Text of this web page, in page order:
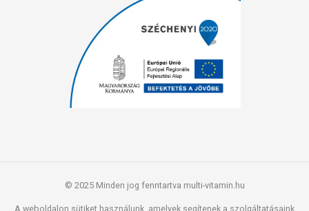
© 2025 Minden jog fenntartva multi-vitamin.hu
A weboldalon sütiket használunk, amelyek segítenek a szolgáltatásaink